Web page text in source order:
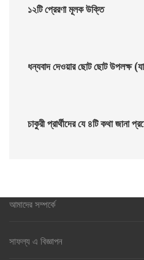
১২টি প্রেরণা মূলক উক্তি
ধন্যবাদ দেওয়ার ছোট ছোট উপলক্ষ
চাকুরী প্রার্থীদের যে ৪টি কথা জানা
আমাদের সম্পর্কে
সাফল্য এ বিজ্ঞাপন